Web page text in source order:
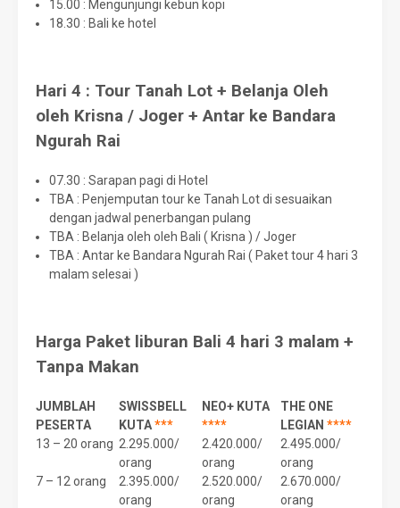
15.00 : Mengunjungi kebun kopi
18.30 : Bali ke hotel
Hari 4 : Tour Tanah Lot + Belanja Oleh
oleh Krisna / Joger + Antar ke Bandara
Ngurah Rai
07.30 : Sarapan pagi di Hotel
TBA : Penjemputan tour ke Tanah Lot di sesuaikan
dengan jadwal penerbangan pulang
TBA : Belanja oleh oleh Bali ( Krisna ) / Joger
TBA : Antar ke Bandara Ngurah Rai ( Paket tour 4 hari 3
malam selesai )
Harga Paket liburan Bali 4 hari 3 malam +
Tanpa Makan
JUMBLAH
PESERTA
SWISSBELL
KUTA***
NEO+ KUTA
****
THE ONE
LEGIAN ****
13 – 20 orang 2.295.000/
orang
2.420.000/
orang
2.495.000/
orang
7 – 12 orang
2.395.000/
orang
2.520.000/
orang
2.670.000/
orang